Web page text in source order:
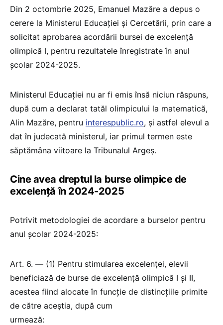
Din 2 octombrie 2025, Emanuel Mazăre a depus o
cerere la Ministerul Educaţiei şi Cercetării, prin care a
solicitat aprobarea acordării bursei de excelenţă
olimpică I, pentru rezultatele înregistrate în anul
școlar 2024-2025.
Ministerul Educației nu ar fi emis însă niciun răspuns,
după cum a declarat tatăl olimpicului la matematică,
Alin Mazăre, pentru interespublic.ro, şi astfel elevul a
dat în judecată ministerul, iar primul termen este
săptămâna viitoare la Tribunalul Argeș.
Cine avea dreptul la burse olimpice de
excelență în 2024-2025
Potrivit metodologiei de acordare a burselor pentru
anul școlar 2024-2025:
Art. 6. — (1) Pentru stimularea excelenței, elevii
beneficiază de burse de excelență olimpică I și II,
acestea fiind alocate în funcție de distincțiile primite
de către aceștia, după cum
urmează: